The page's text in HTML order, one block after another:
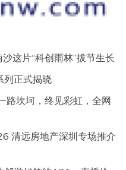
这片“科创雨林”拔节生长
列正式揭晓
路坎坷，终见彩虹，全网
清远房地产深圳专场推介